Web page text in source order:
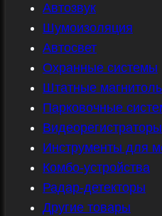
Автозвук
Шумоизоляция
Автосвет
Охранные системы
Штатные
Парковочные
Видеорегистраторы
Инструменты для
Комбо-устройства
Радар-детекторы
Другие товары